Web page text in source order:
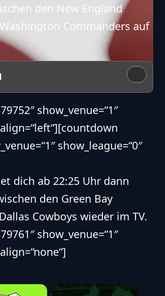
den New England
Washington Commanders auf
show_venue=“1″
show_league=“0″
dich ab 22:25 Uhr dann
den Green Bay
Dallas Cowboys wieder im TV.
show_venue=“1″
×